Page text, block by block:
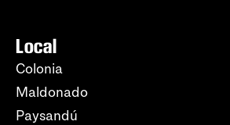
Local
Colonia
Maldonado
Paysandú